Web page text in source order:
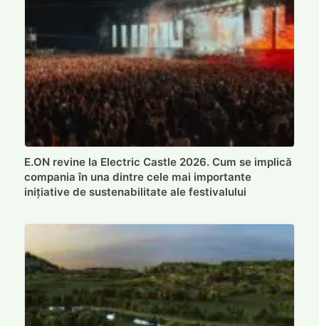
E.ON revine la Electric Castle 2026. Cum se implică
compania în una dintre cele mai importante
inițiative de sustenabilitate ale festivalului